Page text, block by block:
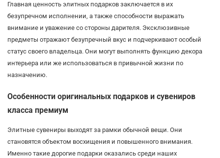
Главная ценность элитных подарков заключается в их
безупречном исполнении, а также способности выражать
внимание и уважение со стороны дарителя. Эксклюзивные
предметы отражают безупречный вкус и подчеркивают особый
статус своего владельца. Они могут выполнять функцию декора
интерьера или же использоваться в привычной жизни по
назначению.
Особенности оригинальных подарков и сувениров
класса премиум
Элитные сувениры выходят за рамки обычной вещи. Они
становятся объектом восхищения и повышенного внимания.
Именно такие дорогие подарки оказались среди наших